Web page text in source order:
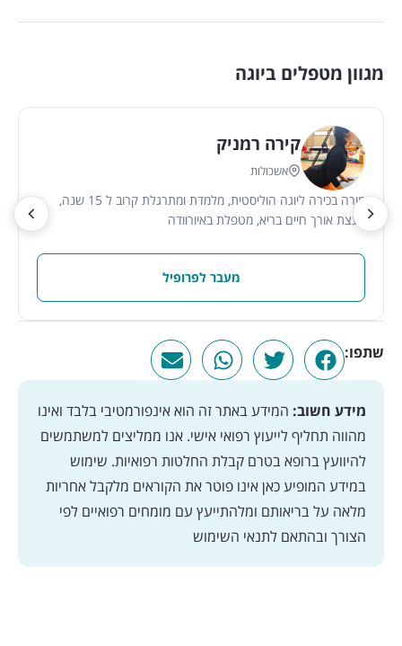
מגוון מטפלים ביוגה
קירה רמניק
אשכולות
מורה בכירה ליוגה הוליסטית, מלמדת ומתרגלת קרוב ל 15 שנה,
יועצת אורך חיים בריא, מטפלת באיורוודה
מעבר לפרופיל
שתפו:
מידע חשוב: המידע באתר זה הוא אינפורמטיבי בלבד ואינו
מהווה תחליף לייעוץ רפואי אישי. אנו ממליצים למשתמשים
להיוועץ ברופא בטרם קבלת החלטות רפואיות. שימוש
במידע המופיע כאן אינו פוטר את הקוראים מלקבל אחריות
מלאה על בריאותם ומלהתייעץ עם מומחים רפואיים לפי
הצורך ובהתאם לתנאי השימוש